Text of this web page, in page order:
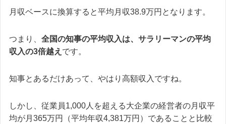
月収ベースに換算すると平均月収38.9万円となります。
つまり、 全国の知事の平均収入は、サラリーマンの平均
収入の3倍越え です。
知事とあるだけあって、やはり高額収入ですね。
しかし、従業員1,000人を超える大企業の経営者の月収平
均が月365万円（平均年収4,381万円）であることと比較